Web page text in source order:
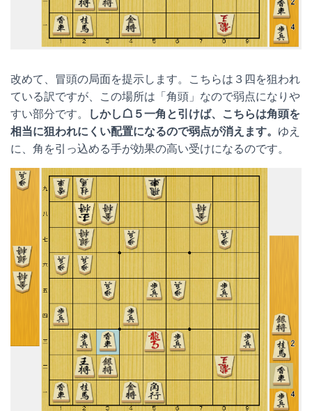
改めて、冒頭の局面を提示します。こちらは３四を狙われ
ている訳ですが、この場所は「角頭」なので弱点になりや
すい部分です。
しかし☖５一角と引けば、こちらは角頭を
相当に狙われにくい配置になるので弱点が消えます。 ゆえ
に、角を引っ込める手が効果の高い受けになるのです。